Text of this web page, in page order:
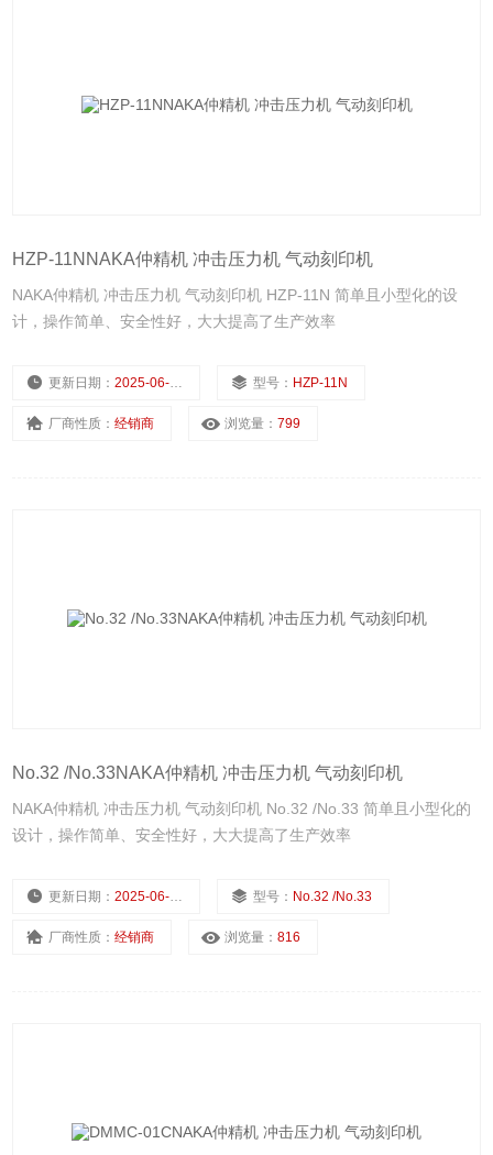
HZP-11NNAKA仲精机 冲击压力机 气动刻印机
NAKA仲精机 冲击压力机 气动刻印机 HZP-11N 简单且小型化的设
计，操作简单、安全性好，大大提高了生产效率
更新日期：2025-06-30 型号： HZP-11N
厂商性质：经销商 浏览量：799
No.32 /No.33NAKA仲精机 冲击压力机 气动刻印机
NAKA仲精机 冲击压力机 气动刻印机 No.32 /No.33 简单且小型化的
设计，操作简单、安全性好，大大提高了生产效率
更新日期：2025-06-30 型号： No.32 /No.33
厂商性质：经销商 浏览量：816